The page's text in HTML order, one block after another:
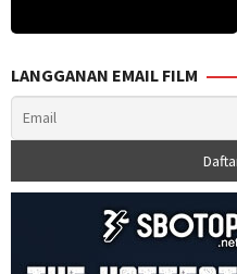
LANGGANAN EMAIL FILM